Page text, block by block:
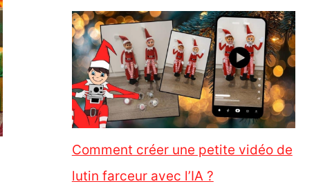
Comment créer une petite vidéo de
lutin farceur avec l’IA ?